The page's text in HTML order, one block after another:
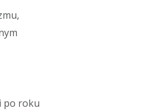
po roku